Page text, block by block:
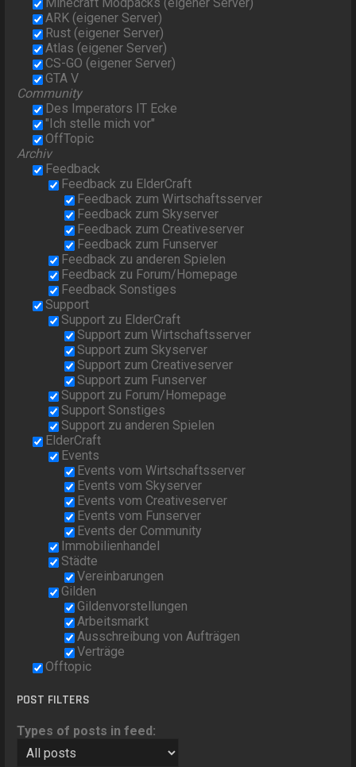
Minecraft Modpacks (eigener Server)
ARK (eigener Server)
Rust (eigener Server)
Atlas (eigener Server)
CS-GO (eigener Server)
GTA V
Community
Des Imperators IT Ecke
"Ich stelle mich vor"
OffTopic
Archiv
Feedback
Feedback zu ElderCraft
Feedback zum Wirtschaftsserver
Feedback zum Skyserver
Feedback zum Creativeserver
Feedback zum Funserver
Feedback zu anderen Spielen
Feedback zu Forum/Homepage
Feedback Sonstiges
Support
Support zu ElderCraft
Support zum Wirtschaftsserver
Support zum Skyserver
Support zum Creativeserver
Support zum Funserver
Support zu Forum/Homepage
Support Sonstiges
Support zu anderen Spielen
ElderCraft
Events
Events vom Wirtschaftsserver
Events vom Skyserver
Events vom Creativeserver
Events vom Funserver
Events der Community
Immobilienhandel
Städte
Vereinbarungen
Gilden
Gildenvorstellungen
Arbeitsmarkt
Ausschreibung von Aufträgen
Verträge
Offtopic
POST FILTERS
Types of posts in feed: